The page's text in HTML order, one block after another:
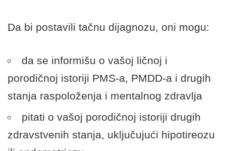
Da bi postavili tačnu dijagnozu, oni mogu:
da se informišu o vašoj ličnoj i
porodičnoj istoriji PMS-a, PMDD-a i drugih
stanja raspoloženja i mentalnog zdravlja
pitati o vašoj porodičnoj istoriji drugih
zdravstvenih stanja, uključujući hipotireozu